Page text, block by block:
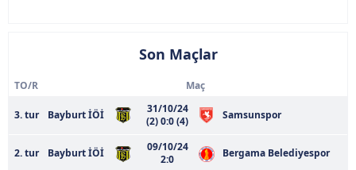
Son Maçlar
TO/R Maç
3. tur Bayburt İÖİ
31/10/24
(2) 0:0 (4)
Samsunspor
2. tur Bayburt İÖİ
09/10/24
2:0
Bergama Belediyespor